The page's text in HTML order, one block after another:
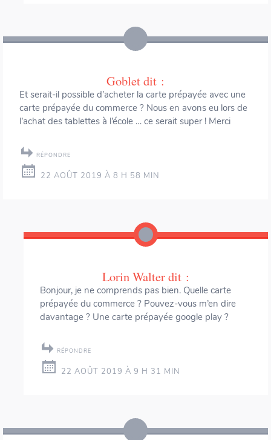
Gobletdit :
Et serait-il possible d’acheter la carte prépayée avec une
carte prépayée du commerce ? Nous en avons eu lors de
l’achat des tablettes à l’école … ce serait super ! Merci
RÉPONDRE
22 AOÛT 2019 À 8 H 58 MIN
Lorin Walterdit :
Bonjour, je ne comprends pas bien. Quelle carte
prépayée du commerce ? Pouvez-vous m’en dire
davantage ? Une carte prépayée google play ?
RÉPONDRE
22 AOÛT 2019 À 9 H 31 MIN